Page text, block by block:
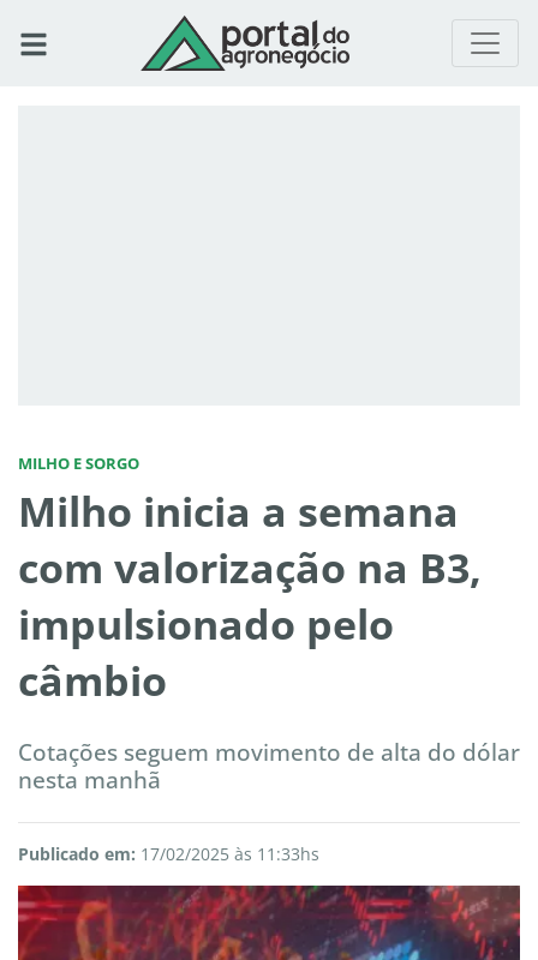
MILHO E SORGO
Milho inicia a semana
com valorização na B3,
impulsionado pelo
câmbio
Cotações seguem movimento de alta do dólar
nesta manhã
Publicado em: 17/02/2025 às 11:33hs